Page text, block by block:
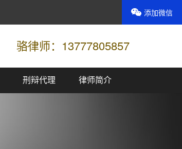
骆律师：13777805857
刑辩代理 律师简介
添加微信